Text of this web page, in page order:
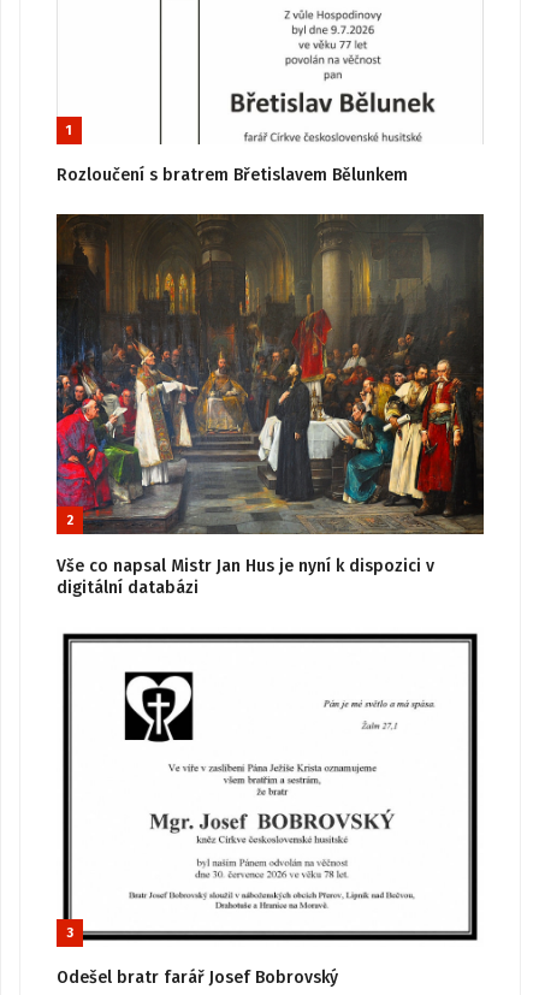
1
Rozloučení s bratrem Břetislavem Bělunkem
2
Vše co napsal Mistr Jan Hus je nyní k dispozici v
digitální databázi
3
Odešel bratr farář Josef Bobrovský